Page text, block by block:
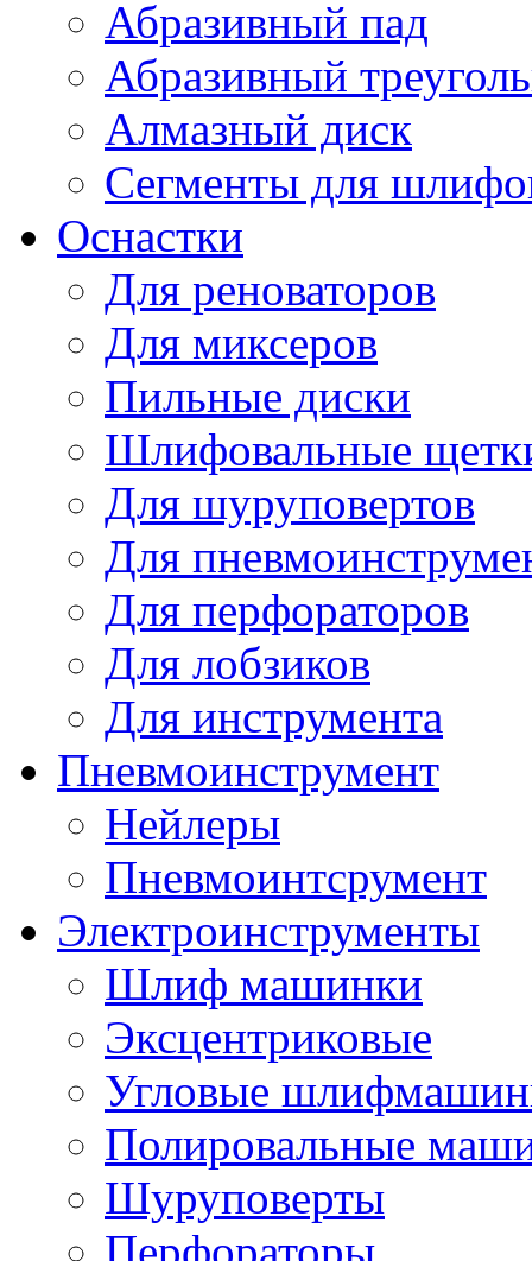
Абразивный пад
Абразивный
Алмазный диск
Сегменты для
Оснастки
Для реноваторов
Для миксеров
Пильные диски
Шлифовальные
Для шуруповертов
Для
Для перфораторов
Для лобзиков
Для инструмента
Пневмоинструмент
Нейлеры
Пневмоинтсрумент
Электроинструменты
Шлиф машинки
Эксцентриковые
Угловые
Полировальные
Шуруповерты